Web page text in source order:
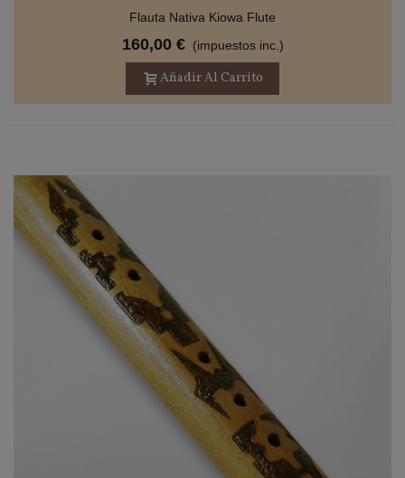
Flauta Nativa Kiowa Flute
160,00 € (impuestos inc.)
Añadir Al Carrito